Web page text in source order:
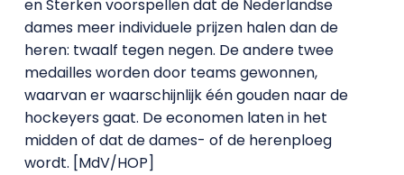
en Sterken voorspellen dat de Nederlandse
dames meer individuele prijzen halen dan de
heren: twaalf tegen negen. De andere twee
medailles worden door teams gewonnen,
waarvan er waarschijnlijk één gouden naar de
hockeyers gaat. De economen laten in het
midden of dat de dames- of de herenploeg
wordt. [MdV/HOP]